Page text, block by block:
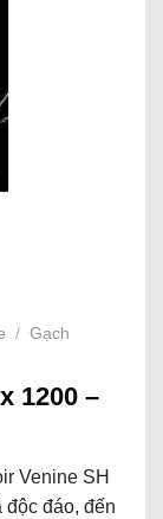
/ Gạch
1200 –
Venine SH
đáo, đến